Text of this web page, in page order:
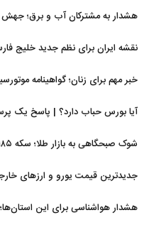
هشدار به مشترکان آب و برق؛ جهش
نقشه ایران برای نظم جدید خلیج
خبر مهم برای زنان؛ گواهینامه
آیا بورس حباب دارد؟ | پاسخ یک پرسش ۱۰۰
شوک صبحگاهی به بازار طلا؛ سکه ۱۸۵ میلیون تومان شد!
جدیدترین قیمت یورو و ارزهای خارجی؛ دلار
هشدار هواشناسی برای این